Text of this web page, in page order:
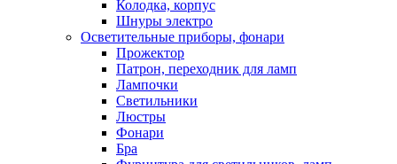
Колодка, корпус
Шнуры электро
Осветительные приборы, фонари
Прожектор
Патрон, переходник для ламп
Лампочки
Светильники
Люстры
Фонари
Бра